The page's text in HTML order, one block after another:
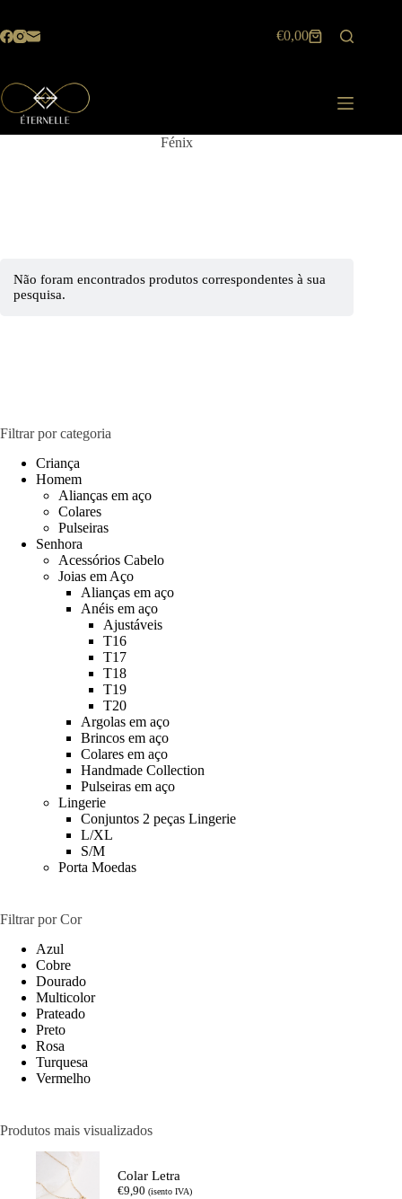
o
Carrinho
€0,00
Fénix
Não foram encontrados produtos correspondentes à sua
pesquisa.
Filtrar por categoria
Criança
Homem
Alianças em aço
Colares
Pulseiras
Senhora
Acessórios Cabelo
Joias em Aço
Alianças em aço
Anéis em aço
Ajustáveis
T16
T17
T18
T19
T20
Argolas em aço
Brincos em aço
Colares em aço
Handmade Collection
Pulseiras em aço
Lingerie
Conjuntos 2 peças Lingerie
L/XL
S/M
Porta Moedas
Filtrar por Cor
Azul
Cobre
Dourado
Multicolor
Prateado
Preto
Rosa
Turquesa
Vermelho
Produtos mais visualizados
Colar Letra
€9,90 (isento IVA)